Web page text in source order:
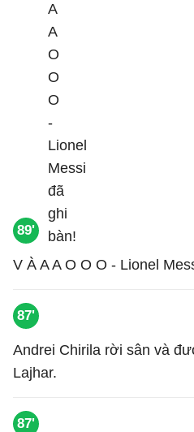
89'
V À A A O O O - Lionel
87'
Andrei Chirila rời sân và
Lajhar.
87'